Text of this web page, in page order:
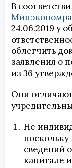
В
24.06.2019 у
облегчить
заявления о
из 36
Они
Не
поскольку
сведений
капитале